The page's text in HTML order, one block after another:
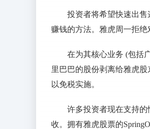
投资者将希望快速出
赚钱的方法。雅虎周一拒绝
在为其核心业务 (包括
里巴巴的股份剥离给雅虎股
以免税实施。
许多投资者现在支持
收。拥有雅虎股票的